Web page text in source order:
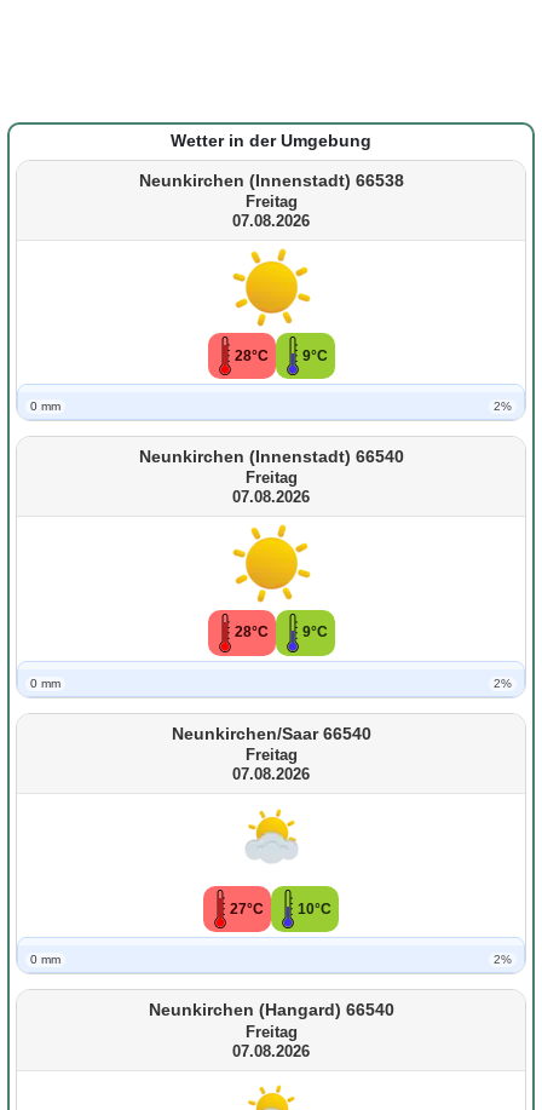
Wetter in der Umgebung
Neunkirchen (Innenstadt) 66538
Freitag
07.08.2026
28°C 9°C
0 mm 2%
Neunkirchen (Innenstadt) 66540
Freitag
07.08.2026
28°C 9°C
0 mm 2%
Neunkirchen/Saar 66540
Freitag
07.08.2026
27°C 10°C
0 mm 2%
Neunkirchen (Hangard) 66540
Freitag
07.08.2026